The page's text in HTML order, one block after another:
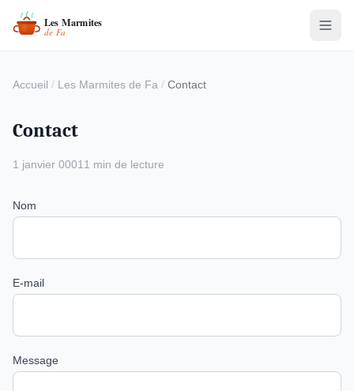
Accueil / Les Marmites de Fa / Contact
Contact
1 janvier 0001 1 min de lecture
Nom
E-mail
Message